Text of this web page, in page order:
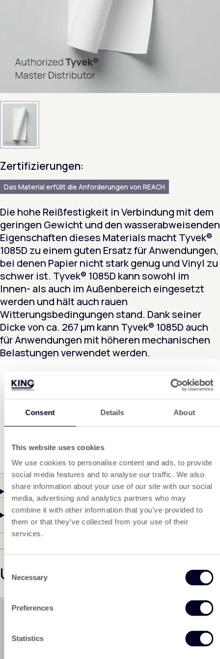
Consent Details About
This website uses cookies
We use cookies to personalise content and ads, to provide
social media features and to analyse our traffic. We also
share information about your use of our site with our social
media, advertising and analytics partners who may
combine it with other information that you’ve provided to
them or that they’ve collected from your use of their
services.
Selection
Necessary
Preferences
Statistics
Zertifizierungen:
Das Material erfüllt die Anforderungen von REACH
Die hohe Reißfestigkeit in Verbindung mit dem
geringen Gewicht und den wasserabweisenden
Eigenschaften dieses Materials macht Tyvek®
1085D zu einem guten Ersatz für Anwendungen,
bei denen Papier nicht stark genug und Vinyl zu
schwer ist. Tyvek® 1085D kann sowohl im
Innen- als auch im Außenbereich eingesetzt
werden und hält auch rauen
Witterungsbedingungen stand. Dank seiner
Dicke von ca. 267 μm kann Tyvek® 1085D auch
für Anwendungen mit höheren mechanischen
Belastungen verwendet werden.
Tyvek® Master Distributor
Wir sind von DuPont als offizieller
bedeutet, dass wir direkten Zugang zum gesamten
Sortiment an technischen Tyvek®-Materialien haben,
technischen Support bieten und eine zuverlässige
Details
Spezifikationen
Unsere Produktempfehlungen